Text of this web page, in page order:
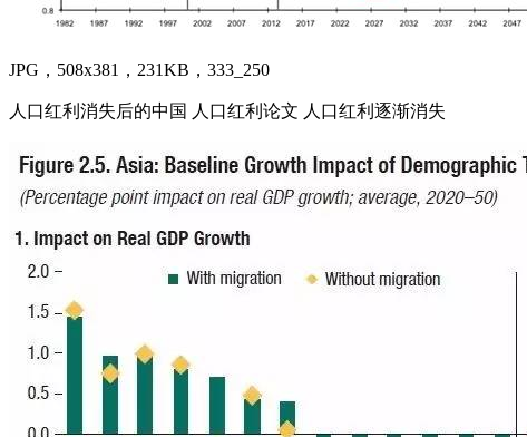
JPG，508x381，231KB，333_250
人口红利消失后的中国 人口红利论文 人口红利逐渐消失